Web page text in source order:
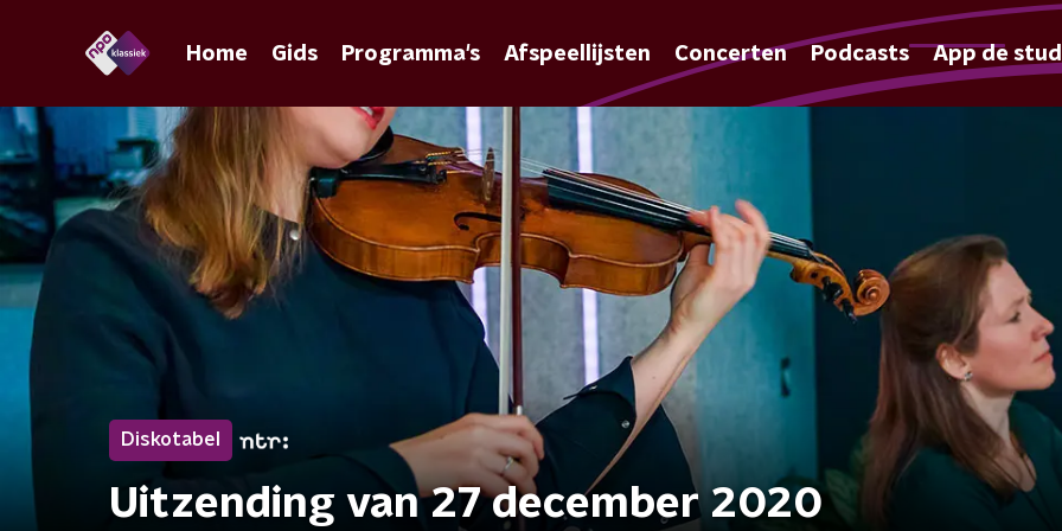
Home Gids Programma's Afspeellijsten Concerten Podcasts App de
Diskotabel
Uitzending van 27 december 2020